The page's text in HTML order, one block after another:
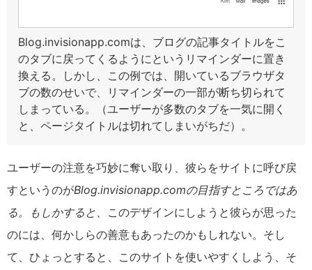
Blog.invisionapp.comは、ブログの記事タイトルをこ
のタブに戻ってくるようにというリマインダーに置き
換える。しかし、この例では、開いているブラウザタ
ブの数のせいで、リマインダーの一部が断ち切られて
しまっている。（ユーザーが多数のタブを一気に開く
と、ページタイトルは切れてしまいがちだ）。
ユーザーの注意を巧妙に奪い取り、彼らをサイトに呼び戻
すというのがBlog.invisionapp.comの目指すところではあ
る。もしかすると、 このデザインにしようと彼らが思った
のには、何かしらの善意もあったのかもしれない。そし
て、ひょっとすると、このサイトを使いやすくしよう、そ